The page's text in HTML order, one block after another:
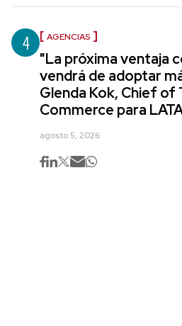
4 AGENCIAS
"La próxima ventaja
vendrá de adoptar
Glenda Kok, Chief of
Commerce para
agosto 5, 2026